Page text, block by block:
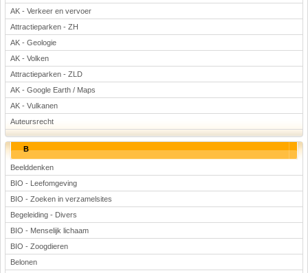
AK - Verkeer en vervoer
Attractieparken - ZH
AK - Geologie
AK - Volken
Attractieparken - ZLD
AK - Google Earth / Maps
AK - Vulkanen
Auteursrecht
B
Beelddenken
BIO - Leefomgeving
BIO - Zoeken in verzamelsites
Begeleiding - Divers
BIO - Menselijk lichaam
BIO - Zoogdieren
Belonen